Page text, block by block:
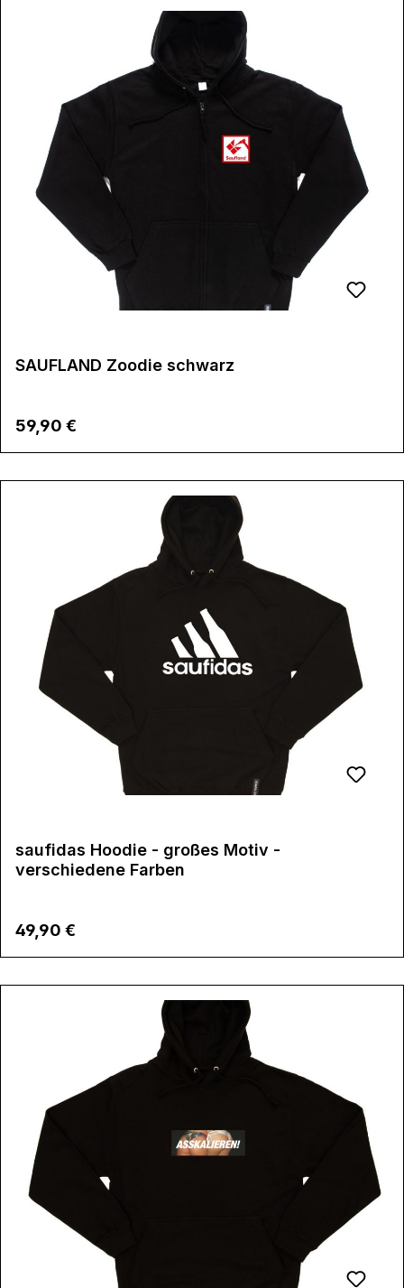
SAUFLAND Zoodie schwarz
Regulärer Preis:
59,90 €
saufidas Hoodie - großes Motiv -
verschiedene Farben
Regulärer Preis:
49,90 €